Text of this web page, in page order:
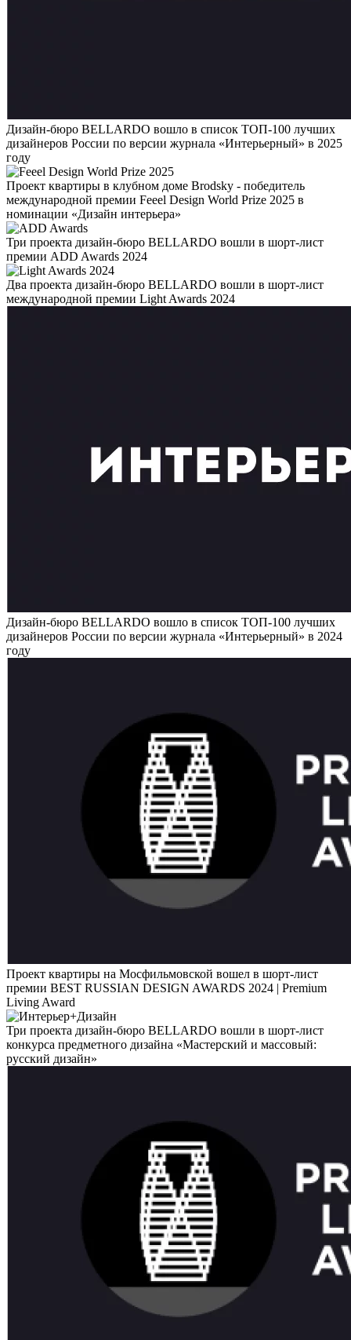
Дизайн-бюро BELLARDO вошло в список ТОП-100 лучших
дизайнеров России по версии журнала «Интерьерный» в 2025
году
Проект квартиры в клубном доме Brodsky - победитель
международной премии Feeel Design World Prize 2025 в
номинации «Дизайн интерьера»
Три проекта дизайн-бюро BELLARDO вошли в шорт-лист
премии ADD Awards 2024
Два проекта дизайн-бюро BELLARDO вошли в шорт-лист
международной премии Light Awards 2024
Дизайн-бюро BELLARDO вошло в список ТОП-100 лучших
дизайнеров России по версии журнала «Интерьерный» в 2024
году
Проект квартиры на Мосфильмовской вошел в шорт-лист
премии BEST RUSSIAN DESIGN AWARDS 2024 | Premium
Living Award
Три проекта дизайн-бюро BELLARDO вошли в шорт-лист
конкурса предметного дизайна «Мастерский и массовый:
русский дизайн»